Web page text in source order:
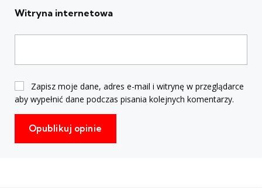
Witryna internetowa
Zapisz moje dane, adres e-mail i witrynę w przeglądarce
aby wypełnić dane podczas pisania kolejnych komentarzy.